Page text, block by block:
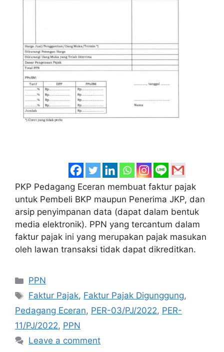
PKP Pedagang Eceran membuat faktur pajak
untuk Pembeli BKP maupun Penerima JKP, dan
arsip penyimpanan data (dapat dalam bentuk
media elektronik). PPN yang tercantum dalam
faktur pajak ini yang merupakan pajak masukan
oleh lawan transaksi tidak dapat dikreditkan.
Categories
PPN
Tags
Faktur Pajak, Faktur Pajak Digunggung,
Pedagang Eceran, PER-03/PJ/2022, PER-
11/PJ/2022, PPN
Leave a comment